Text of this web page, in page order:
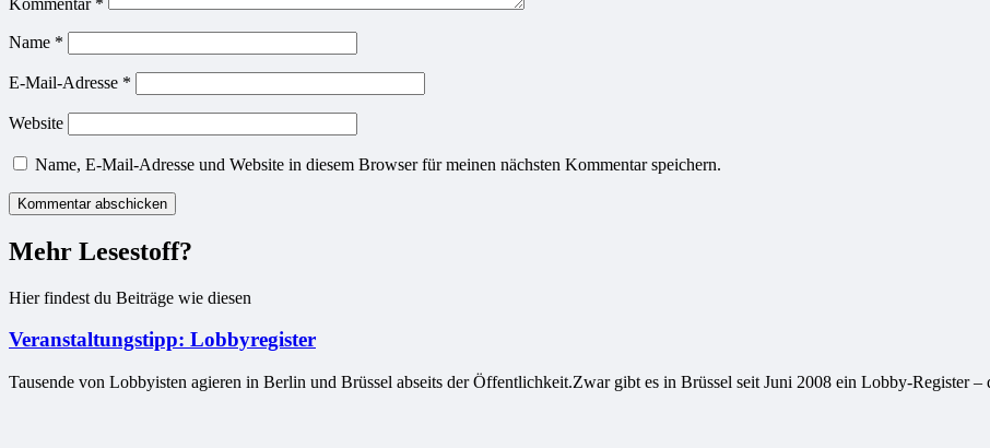
Kommentar *
Name *
E-Mail-Adresse *
Website
Name, E-Mail-Adresse und Website in diesem Browser für meinen nächsten Kommentar speichern.
Mehr Lesestoff?
Hier findest du Beiträge wie diesen
Veranstaltungstipp: Lobbyregister
Tausende von Lobbyisten agieren in Berlin und Brüssel abseits der Öffentlichkeit.Zwar gibt es in Brüssel seit Juni 2008 ein Lobby-Register –